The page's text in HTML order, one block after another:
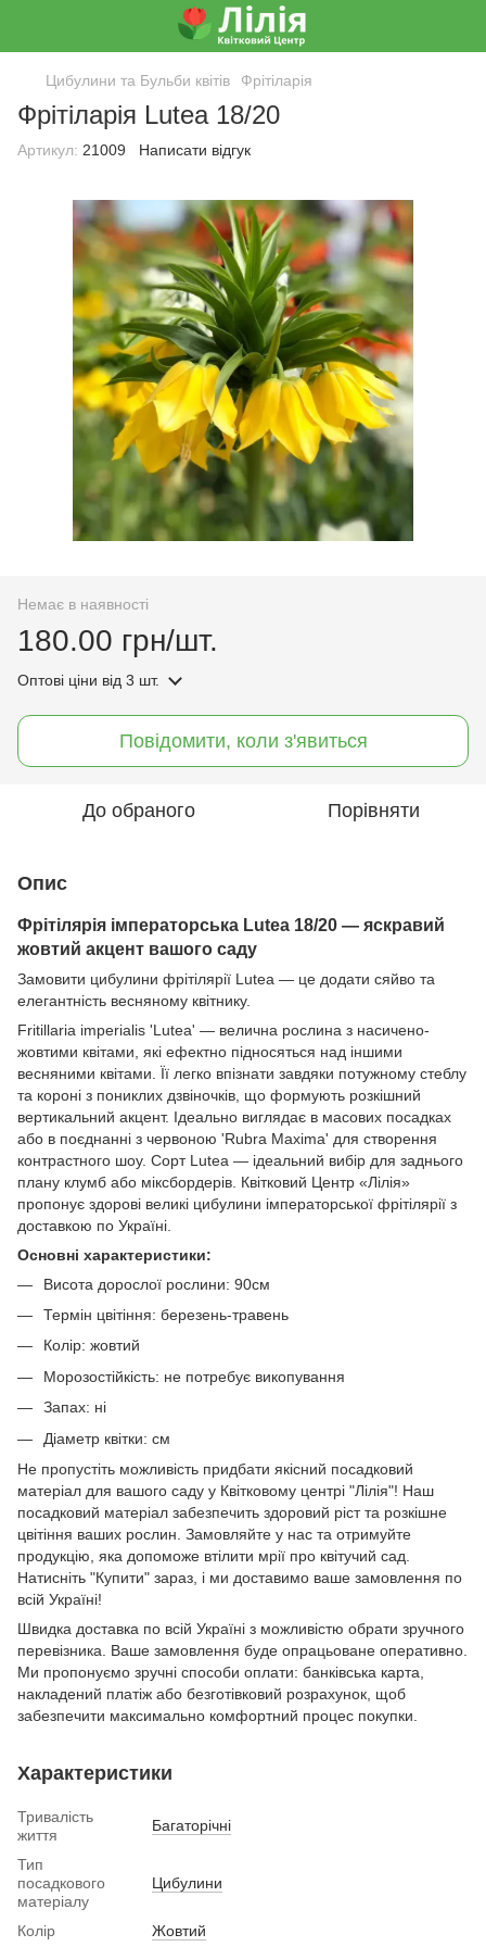
Цибулини та Бульби квітів Фрітіларія
Фрітіларія Lutea 18/20
Артикул: 21009 Написати відгук
Немає в наявності
180.00 грн/шт.
Оптові ціни від 3 шт.
Повідомити, коли з'явиться
До обраного Порівняти
Опис
Фрітілярія імператорська Lutea 18/20 — яскравий
жовтий акцент вашого саду
Замовити цибулини фрітілярії Lutea — це додати сяйво та
елегантність весняному квітнику.
Fritillaria imperialis 'Lutea' — велична рослина з насичено-
жовтими квітами, які ефектно підносяться над іншими
весняними квітами. Її легко впізнати завдяки потужному стеблу
та короні з пониклих дзвіночків, що формують розкішний
вертикальний акцент. Ідеально виглядає в масових посадках
або в поєднанні з червоною 'Rubra Maxima' для створення
контрастного шоу. Сорт Lutea — ідеальний вибір для заднього
плану клумб або міксбордерів. Квітковий Центр «Лілія»
пропонує здорові великі цибулини імператорської фрітілярії з
доставкою по Україні.
Основні характеристики:
Висота дорослої рослини: 90см
Термін цвітіння: березень-травень
Колір: жовтий
Морозостійкість: не потребує викопування
Запах: ні
Діаметр квітки: см
Не пропустіть можливість придбати якісний посадковий
матеріал для вашого саду у Квітковому центрі "Лілія"! Наш
посадковий матеріал забезпечить здоровий ріст та розкішне
цвітіння ваших рослин. Замовляйте у нас та отримуйте
продукцію, яка допоможе втілити мрії про квітучий сад.
Натисніть "Купити" зараз, і ми доставимо ваше замовлення по
всій Україні!
Швидка доставка по всій Україні з можливістю обрати зручного
перевізника. Ваше замовлення буде опрацьоване оперативно.
Ми пропонуємо зручні способи оплати: банківська карта,
накладений платіж або безготівковий розрахунок, щоб
забезпечити максимально комфортний процес покупки.
Характеристики
Тривалість
життя
Багаторічні
Тип
посадкового
матеріалу
Цибулини
Колір Жовтий